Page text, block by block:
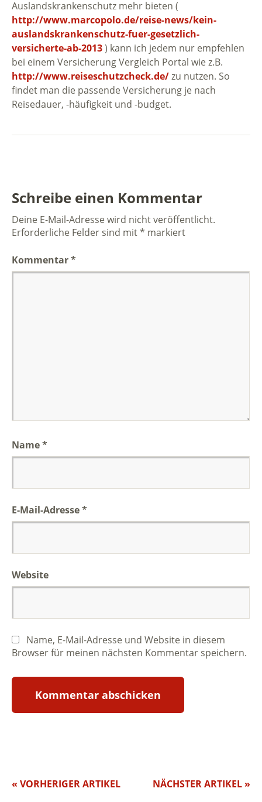
Auslandskrankenschutz mehr bieten (
http://www.marcopolo.de/reise-news/kein-
auslandskrankenschutz-fuer-gesetzlich-
versicherte-ab-2013) kann ich jedem nur empfehlen
bei einem Versicherung Vergleich Portal wie z.B.
http://www.reiseschutzcheck.de/zu nutzen. So
findet man die passende Versicherung je nach
Reisedauer, -häufigkeit und -budget.
Schreibe einen Kommentar
Deine E-Mail-Adresse wird nicht veröffentlicht.
Erforderliche Felder sind mit* markiert
Kommentar*
Name*
E-Mail-Adresse*
Website
Name, E-Mail-Adresse und Website in diesem
Browser für meinen nächsten Kommentar speichern.
NÄCHSTER ARTIKEL »
« VORHERIGER ARTIKEL